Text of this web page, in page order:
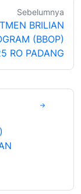
Sebelumnya
BRILIAN
(BBOP)
RO PADANG